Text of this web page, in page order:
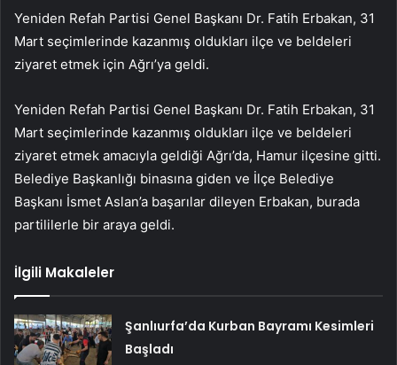
Yeniden Refah Partisi Genel Başkanı Dr. Fatih Erbakan, 31
Mart seçimlerinde kazanmış oldukları ilçe ve beldeleri
ziyaret etmek için Ağrı’ya geldi.
Yeniden Refah Partisi Genel Başkanı Dr. Fatih Erbakan, 31
Mart seçimlerinde kazanmış oldukları ilçe ve beldeleri
ziyaret etmek amacıyla geldiği Ağrı’da, Hamur ilçesine gitti.
Belediye Başkanlığı binasına giden ve İlçe Belediye
Başkanı İsmet Aslan’a başarılar dileyen Erbakan, burada
partililerle bir araya geldi.
İlgili Makaleler
Şanlıurfa’da Kurban Bayramı Kesimleri
Başladı